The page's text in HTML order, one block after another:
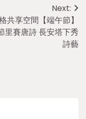
Next:
共享空間【端午節】
里賽唐詩 長安塔下秀
詩藝